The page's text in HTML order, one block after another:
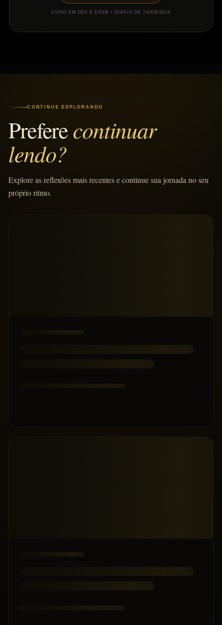
LIVRO EM PDF E EPUB + DIÁRIO DE TRAVESSIA
CONTINUE EXPLORANDO
Preferecontinuar
lendo?
Explore as reflexões mais recentes e continue sua jornada no seu
próprio ritmo.